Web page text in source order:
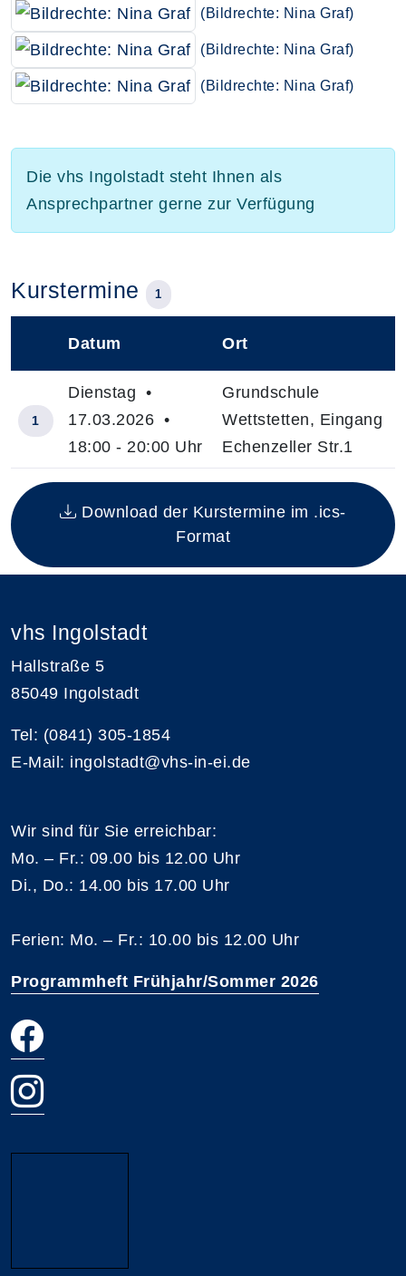
(Bildrechte: Nina Graf)
(Bildrechte: Nina Graf)
(Bildrechte: Nina Graf)
Die vhs Ingolstadt steht Ihnen als
Ansprechpartner gerne zur Verfügung
Kurstermine 1
Insgesamt gibt es 1 Termine zum diesen Kurs
Datum Ort
1
Dienstag •
17.03.2026 •
18:00 - 20:00 Uhr
Grundschule
Wettstetten, Eingang
Echenzeller Str.1
Download der Kurstermine im .ics-
Format
vhs Ingolstadt
Hallstraße 5
85049 Ingolstadt
Tel: (0841) 305-1854
E-Mail: ingolstadt@vhs-in-ei.de
Wir sind für Sie erreichbar:
Mo. – Fr.: 09.00 bis 12.00 Uhr
Di., Do.: 14.00 bis 17.00 Uhr
Ferien: Mo. – Fr.: 10.00 bis 12.00 Uhr
Programmheft Frühjahr/Sommer 2026